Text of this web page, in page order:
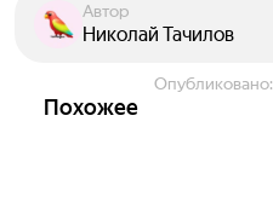
Автор
Николай Тачилов
Опубликовано:
Похожее